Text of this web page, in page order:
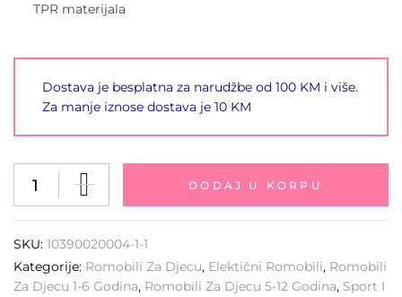
TPR materijala
Dostava je besplatna za narudžbe od 100 KM i više.
Za manje iznose dostava je 10 KM
DODAJ U KORPU
SKU: 10390020004-1-1
Kategorije: Romobili Za Djecu, Elektični Romobili, Romobili
Za Djecu 1-6 Godina, Romobili Za Djecu 5-12 Godina, Sport I